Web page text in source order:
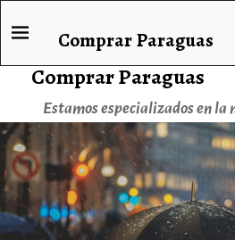
Comprar Paraguas
Estamos especializados en la
Comprar Paraguas